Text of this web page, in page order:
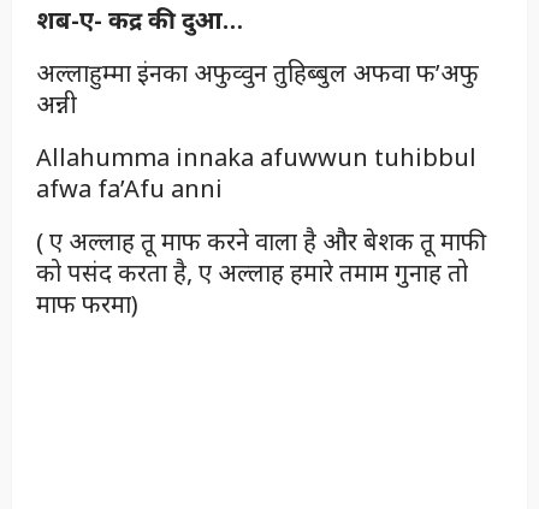
शब-ए- कद्र की दुआ…
अल्लाहुम्मा इंनका अफुव्वुन तुहिब्बुल अफवा फ’अफु
अन्नी
Allahumma innaka afuwwun tuhibbul
afwa fa’Afu anni
( ए अल्लाह तू माफ करने वाला है और बेशक तू माफी
को पसंद करता है, ए अल्लाह हमारे तमाम गुनाह तो
माफ फरमा)